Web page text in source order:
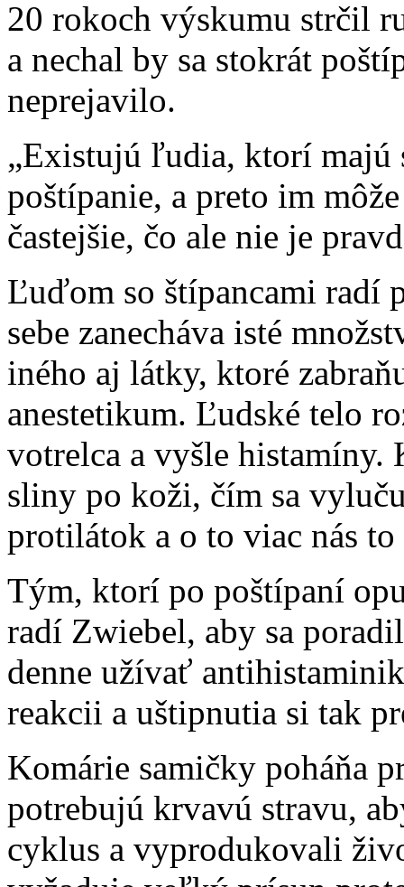
20 rokoch výskumu strčil
a nechal by sa stokrát
neprejavilo.
„Existujú ľudia, ktorí majú
poštípanie, a preto im
častejšie, čo ale nie je
Ľuďom so štípancami radí
sebe zanecháva isté
iného aj látky, ktoré
anestetikum. Ľudské telo
votrelca a vyšle histamíny.
sliny po koži, čím sa
protilátok a o to viac nás
Tým, ktorí po poštípaní
radí Zwiebel, aby sa
denne užívať
reakcii a uštipnutia si tak
Komárie samičky poháňa
potrebujú krvavú stravu,
cyklus a vyprodukovali